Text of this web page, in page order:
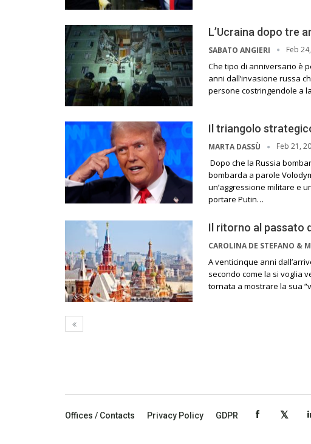
L’Ucraina dopo tre
SABATO ANGIERI Feb
Che tipo di anniversario è
anni dall’invasione russa
persone costringendole a
Il triangolo
MARTA DASSÙ Feb 21,
Dopo che la Russia
bombarda a parole
un’aggressione militare e
portare Putin…
Il ritorno al passato
CAROLINA DE STEFANO &
A venticinque anni
secondo come la si voglia
tornata a mostrare la sua
Offices / Contacts Privacy Policy GDPR